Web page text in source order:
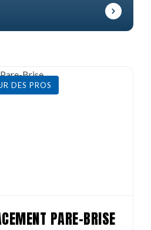
DES PROS
PARE-BRISE